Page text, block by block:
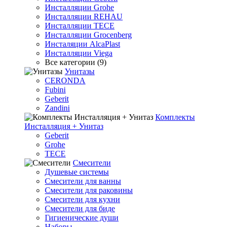
Инсталляции Grohe
Инсталляции REHAU
Инсталляции TECE
Инсталляции Grocenberg
Инсталяции AlcaPlast
Инсталляции Viega
Все категории (9)
Унитазы
CERONDA
Fubini
Geberit
Zandini
Комплекты
Инсталляция + Унитаз
Geberit
Grohe
TECE
Смесители
Душевые системы
Смесители для ванны
Смесители для раковины
Смесители для кухни
Смесители для биде
Гигиенические души